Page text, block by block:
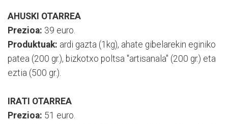
AHUSKI OTARREA
Prezioa: 39 euro.
Produktuak: ardi gazta (1kg), ahate gibelarekin eginiko
patea (200 gr.), bizkotxo poltsa "artisanala" (200 gr.) eta
eztia (500 gr.).
IRATI OTARREA
Prezioa: 51 euro.